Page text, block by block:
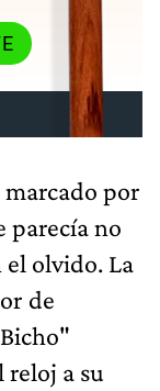
por
parecía no
olvido. La
de
reloj a su